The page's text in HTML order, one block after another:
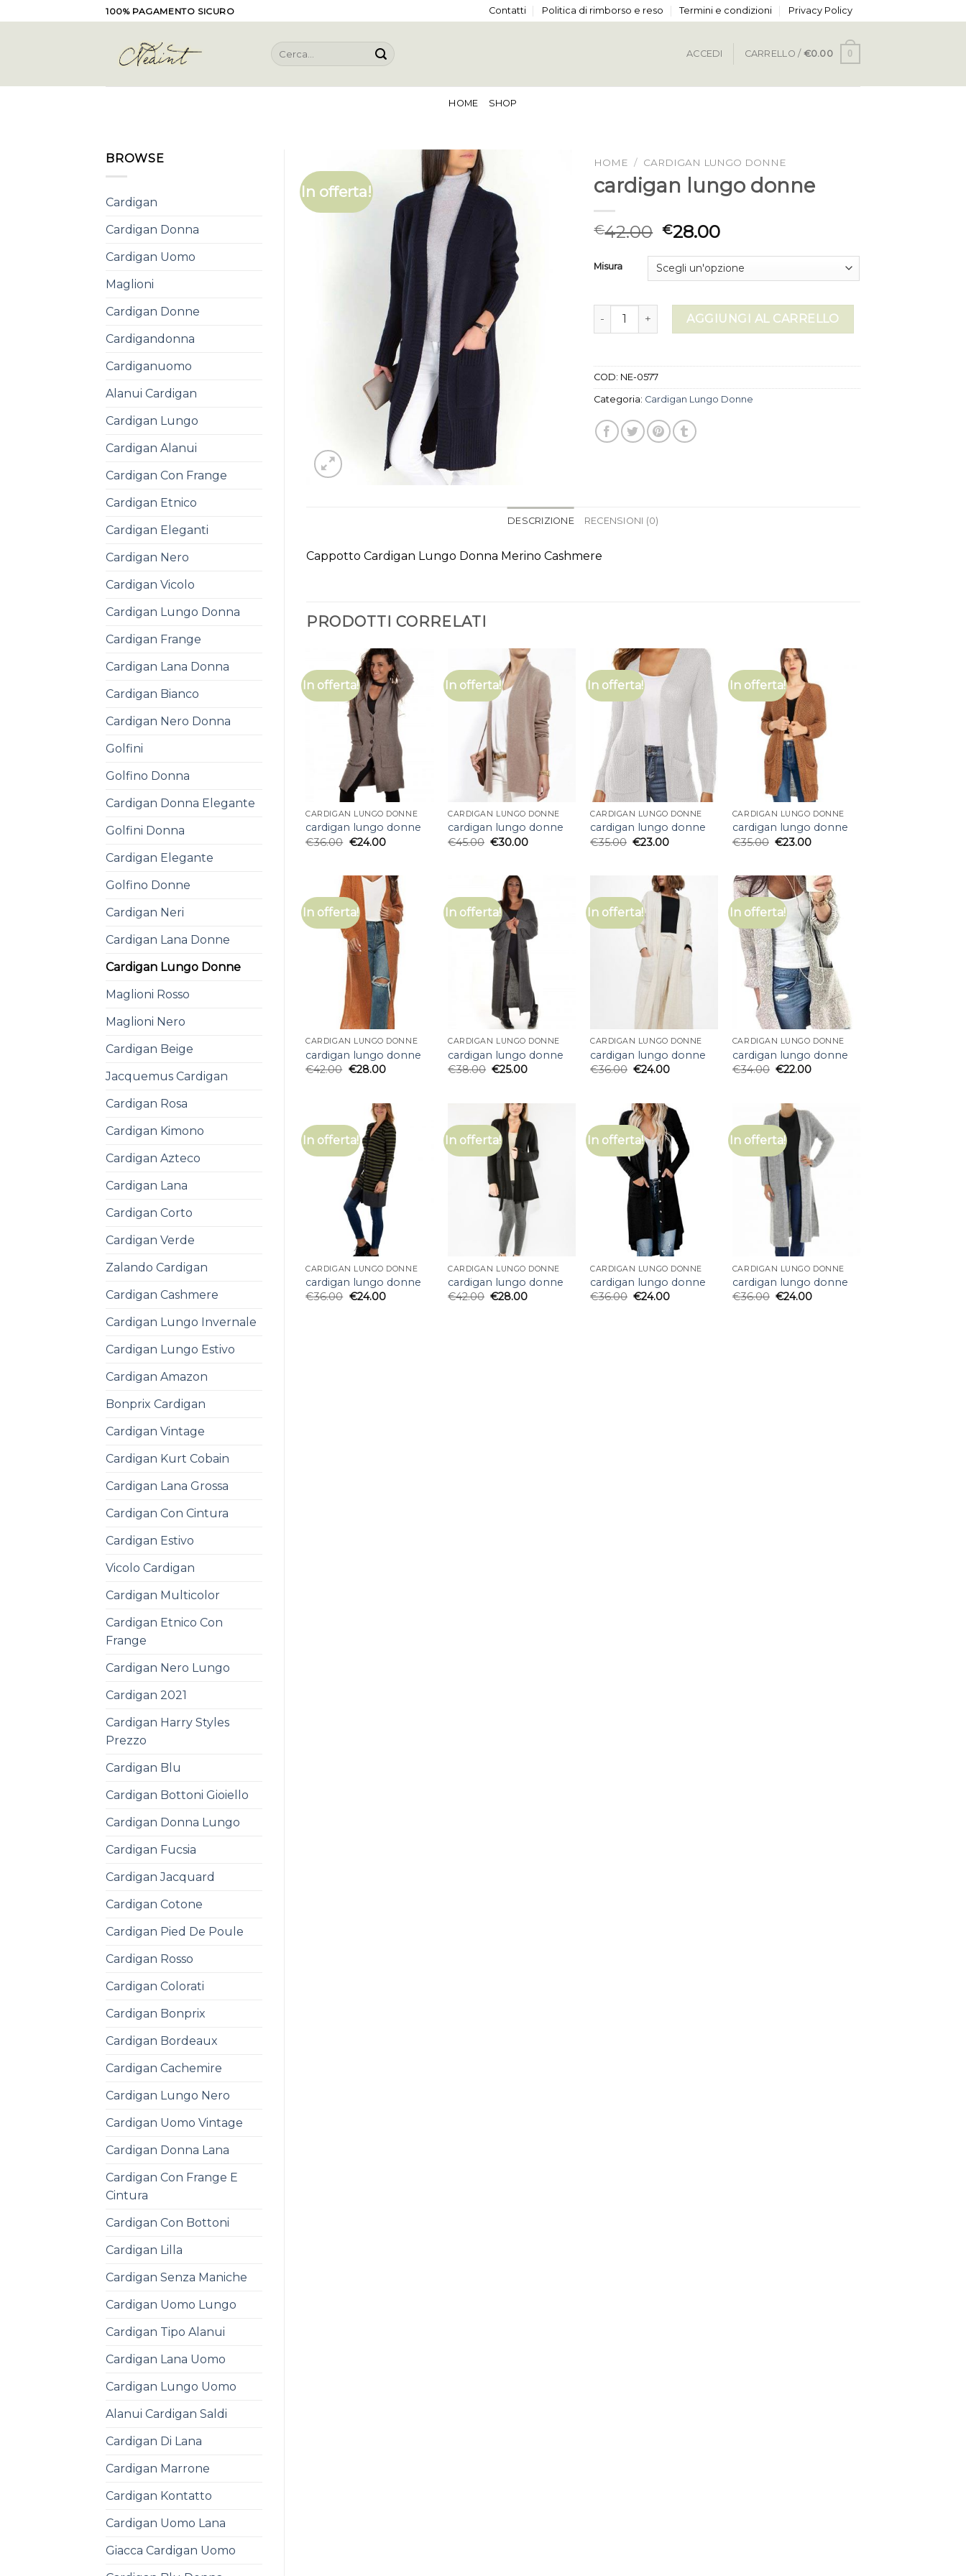
to
100% PAGAMENTO SICURO Contatti Politica di rimborso e reso Termini e condizioni Privacy Policy
Cerca:
ACCEDI CARRELLO / €0.00 0
HOME SHOP
BROWSE
Cardigan
Cardigan Donna
Cardigan Uomo
Maglioni
Cardigan Donne
Cardigandonna
Cardiganuomo
Alanui Cardigan
Cardigan Lungo
Cardigan Alanui
Cardigan Con Frange
Cardigan Etnico
Cardigan Eleganti
Cardigan Nero
Cardigan Vicolo
Cardigan Lungo Donna
Cardigan Frange
Cardigan Lana Donna
Cardigan Bianco
Cardigan Nero Donna
Golfini
Golfino Donna
Cardigan Donna Elegante
Golfini Donna
Cardigan Elegante
Golfino Donne
Cardigan Neri
Cardigan Lana Donne
Cardigan Lungo Donne
Maglioni Rosso
Maglioni Nero
Cardigan Beige
Jacquemus Cardigan
Cardigan Rosa
Cardigan Kimono
Cardigan Azteco
Cardigan Lana
Cardigan Corto
Cardigan Verde
Zalando Cardigan
Cardigan Cashmere
Cardigan Lungo Invernale
Cardigan Lungo Estivo
Cardigan Amazon
Bonprix Cardigan
Cardigan Vintage
Cardigan Kurt Cobain
Cardigan Lana Grossa
Cardigan Con Cintura
Cardigan Estivo
Vicolo Cardigan
Cardigan Multicolor
Cardigan Etnico Con
Frange
Cardigan Nero Lungo
Cardigan 2021
Cardigan Harry Styles
Prezzo
Cardigan Blu
Cardigan Bottoni Gioiello
Cardigan Donna Lungo
Cardigan Fucsia
Cardigan Jacquard
Cardigan Cotone
Cardigan Pied De Poule
Cardigan Rosso
Cardigan Colorati
Cardigan Bonprix
Cardigan Bordeaux
Cardigan Cachemire
Cardigan Lungo Nero
Cardigan Uomo Vintage
Cardigan Donna Lana
Cardigan Con Frange E
Cintura
Cardigan Con Bottoni
Cardigan Lilla
Cardigan Senza Maniche
Cardigan Uomo Lungo
Cardigan Tipo Alanui
Cardigan Lana Uomo
Cardigan Lungo Uomo
Alanui Cardigan Saldi
Cardigan Di Lana
Cardigan Marrone
Cardigan Kontatto
Cardigan Uomo Lana
Giacca Cardigan Uomo
In offerta!
HOME / CARDIGAN LUNGO DONNE
cardigan lungo donne
€42.00 €28.00
Misura
cardigan lungo donne quantitàAGGIUNGI AL CARRELLO
COD: NE-0577
Categoria: Cardigan Lungo Donne
DESCRIZIONE RECENSIONI (0)
Cappotto Cardigan Lungo Donna Merino Cashmere
PRODOTTI CORRELATI
In offerta!
CARDIGAN LUNGO DONNE
cardigan lungo donne
€36.00 €24.00
In offerta!
CARDIGAN LUNGO DONNE
cardigan lungo donne
€45.00 €30.00
In offerta!
CARDIGAN LUNGO DONNE
cardigan lungo donne
€35.00 €23.00
In offerta!
CARDIGAN LUNGO DONNE
cardigan lungo donne
€35.00 €23.00
In offerta!
CARDIGAN LUNGO DONNE
cardigan lungo donne
€42.00 €28.00
In offerta!
CARDIGAN LUNGO DONNE
cardigan lungo donne
€38.00 €25.00
In offerta!
CARDIGAN LUNGO DONNE
cardigan lungo donne
€36.00 €24.00
In offerta!
CARDIGAN LUNGO DONNE
cardigan lungo donne
€34.00 €22.00
In offerta!
CARDIGAN LUNGO DONNE
cardigan lungo donne
€36.00 €24.00
In offerta!
CARDIGAN LUNGO DONNE
cardigan lungo donne
€42.00 €28.00
In offerta!
CARDIGAN LUNGO DONNE
cardigan lungo donne
€36.00 €24.00
In offerta!
CARDIGAN LUNGO DONNE
cardigan lungo donne
€36.00 €24.00